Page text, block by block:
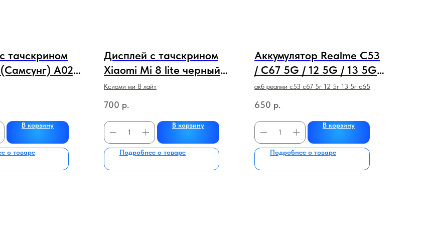
тачскрином
A022
без
В корзину
о товаре
Дисплей с тачскрином
Xiaomi Mi 8 lite черный
100% original
Ксиоми ми 8 лайт
700 р.
В корзину
Подробнее о товаре
Аккумулятор Realme C53
/ C67 5G / 12 5G / 13 5G /
C65 4G (BLPA17)
ПРЕМИУМ КАЧЕСТВА
акб реалми с53 с67 5г 12 5г 13 5г с65
650 р.
В корзину
Подробнее о товаре